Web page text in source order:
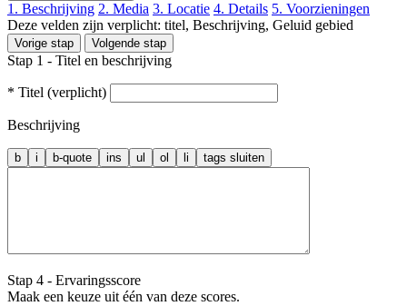
1. Beschrijving 2. Media 3. Locatie 4. Details 5. Voorzieningen
Deze velden zijn verplicht: titel, Beschrijving, Geluid gebied
Vorige stap Volgende stap
Stap 1 - Titel en beschrijving
* Titel (verplicht)
Beschrijving
Stap 4 - Ervaringsscore
Maak een keuze uit één van deze scores.